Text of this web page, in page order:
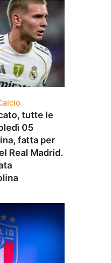
tutte le
05
fatta per
Real Madrid.